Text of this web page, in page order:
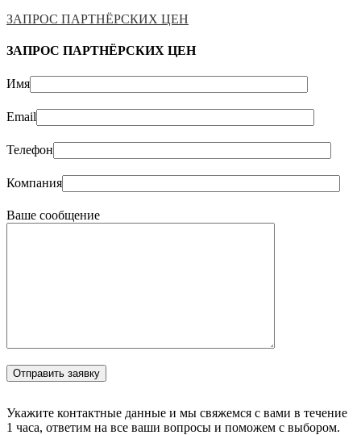
ЗАПРОС ПАРТНЁРСКИХ ЦЕН
ЗАПРОС ПАРТНЁРСКИХ ЦЕН
Имя
Email
Телефон
Компания
Ваше сообщение
Укажите контактные данные и мы свяжемся с вами в течение
1 часа, ответим на все ваши вопросы и поможем с выбором.